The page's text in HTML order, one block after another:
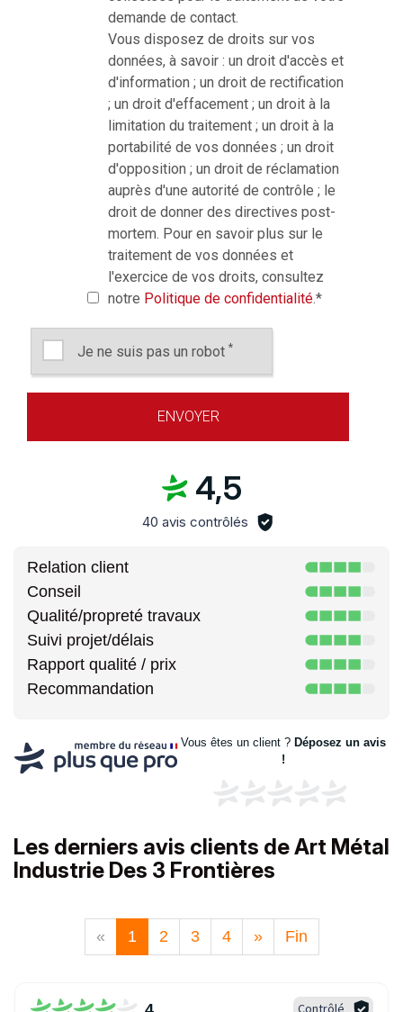
demande de contact.
Vous disposez de droits sur vos
données, à savoir : un droit d'accès et
d'information ; un droit de rectification
; un droit d'effacement ; un droit à la
limitation du traitement ; un droit à la
portabilité de vos données ; un droit
d'opposition ; un droit de réclamation
auprès d'une autorité de contrôle ; le
droit de donner des directives post-
mortem. Pour en savoir plus sur le
traitement de vos données et
l'exercice de vos droits, consultez
notre Politique de confidentialité.*
Je ne suis pas un robot *
4,5
40 avis contrôlés
Relation client
Conseil
Qualité/propreté travaux
Suivi projet/délais
Rapport qualité / prix
Recommandation
Vous êtes un client ? Déposez un avis
!
Les derniers avis clients de Art Métal
Industrie Des 3 Frontières
« 1 2 3 4 » Fin
Contrôlé